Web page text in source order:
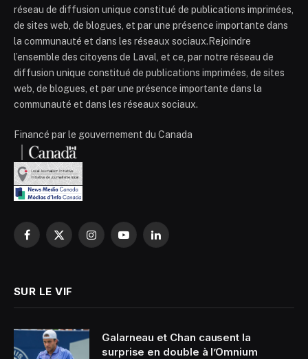
réseau de diffusion unique constitué de publications imprimées,
de sites web, de blogues, et par une présence importante dans
la communauté et dans les réseaux sociaux.Rejoindre
l’ensemble des citoyens de Laval, et ce, par notre réseau de
diffusion unique constitué de publications imprimées, de sites
web, de blogues, et par une présence importante dans la
communauté et dans les réseaux sociaux.
Financé par le gouvernement du Canada
Facebook
X
InstagramYouTubeLinkedIn
SUR LE VIF
Galarneau et Chan causent la
surprise en double à l’Omnium